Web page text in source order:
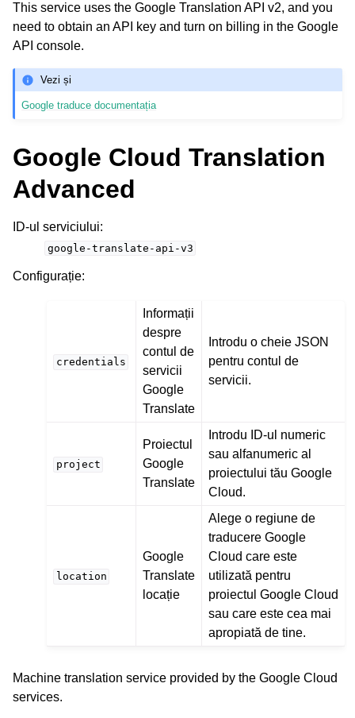
This service uses the Google Translation API v2, and you
need to obtain an API key and turn on billing in the Google
API console.
Vezi și
Google traduce documentația
Google Cloud Translation
Advanced
ID-ul serviciului:
google-translate-api-v3
Configurație:
credentials
Informații
despre
contul de
servicii
Google
Translate
Introdu o cheie JSON
pentru contul de
servicii.
project
Proiectul
Google
Translate
Introdu ID-ul numeric
sau alfanumeric al
proiectului tău Google
Cloud.
location
Google
Translate
locație
Alege o regiune de
traducere Google
Cloud care este
utilizată pentru
proiectul Google Cloud
sau care este cea mai
apropiată de tine.
Machine translation service provided by the Google Cloud
services.